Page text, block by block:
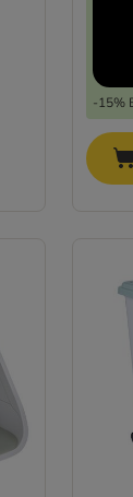
-15%